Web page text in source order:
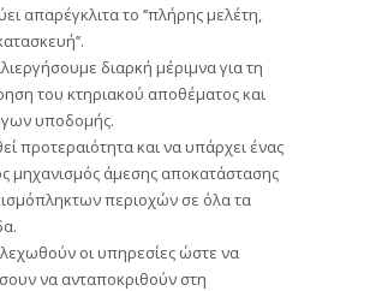
απαρέγκλιτα το ‘’πλήρης μελέτη,
διαρκή μέριμνα για τη
του κτηριακού αποθέματος και
υποδομής.
προτεραιότητα και να υπάρχει ένας
μηχανισμός άμεσης αποκατάστασης
περιοχών σε όλα τα
οι υπηρεσίες ώστε να
να ανταποκριθούν στη